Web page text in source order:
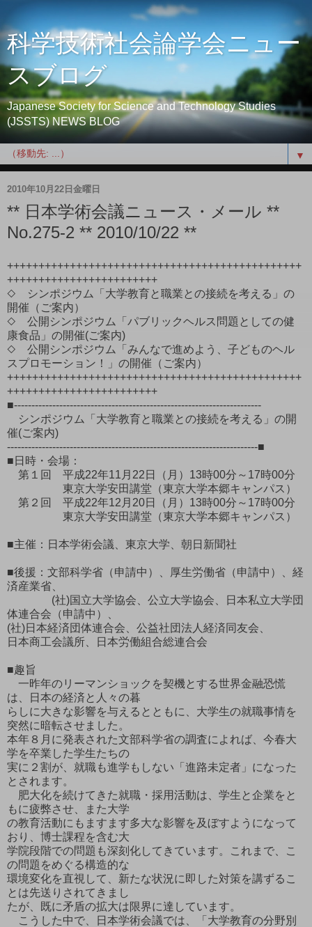
科学技術社会論学会ニュー
スブログ
Japanese Society for Science and Technology Studies
(JSSTS) NEWS BLOG
▼
2010年10月22日金曜日
** 日本学術会議ニュース・メール **
No.275-2 ** 2010/10/22 **
+++++++++++++++++++++++++++++++++++++++++++++++
++++++++++++++++++++++++
◇ シンポジウム「大学教育と職業との接続を考える」の
開催（ご案内）
◇ 公開シンポジウム「パブリックヘルス問題としての健
康食品」の開催(ご案内)
◇ 公開シンポジウム「みんなで進めよう、子どものヘル
スプロモーション！」の開催（ご案内）
+++++++++++++++++++++++++++++++++++++++++++++++
++++++++++++++++++++++++
■-----------------------------------------------------------------------
シンポジウム「大学教育と職業との接続を考える」の開
催(ご案内)
------------------------------------------------------------------------■
■日時・会場：
第１回 平成22年11月22日（月）13時00分～17時00分
東京大学安田講堂（東京大学本郷キャンパス）
第２回 平成22年12月20日（月）13時00分～17時00分
東京大学安田講堂（東京大学本郷キャンパス）
■主催：日本学術会議、東京大学、朝日新聞社
■後援：文部科学省（申請中）、厚生労働省（申請中）、経
済産業省、
(社)国立大学協会、公立大学協会、日本私立大学団
体連合会（申請中）、
(社)日本経済団体連合会、公益社団法人経済同友会、
日本商工会議所、日本労働組合総連合会
■趣旨
一昨年のリーマンショックを契機とする世界金融恐慌
は、日本の経済と人々の暮
らしに大きな影響を与えるとともに、大学生の就職事情を
突然に暗転させました。
本年８月に発表された文部科学省の調査によれば、今春大
学を卒業した学生たちの
実に２割が、就職も進学もしない「進路未定者」になった
とされます。
肥大化を続けてきた就職・採用活動は、学生と企業をと
もに疲弊させ、また大学
の教育活動にもますます多大な影響を及ぼすようになって
おり、博士課程を含む大
学院段階での問題も深刻化してきています。これまで、こ
の問題をめぐる構造的な
環境変化を直視して、新たな状況に即した対策を講ずるこ
とは先送りされてきまし
たが、既に矛盾の拡大は限界に達しています。
こうした中で、日本学術会議では、「大学教育の分野別